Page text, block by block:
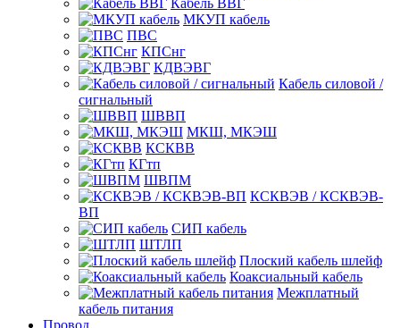
Кабель ВВГ
МКУП кабель
ПВС
КПСнг
КДВЭВГ
Кабель силовой /
сигнальный
ШВВП
МКШ, МКЭШ
КСКВВ
КГтп
ШВПМ
КСКВЭВ / КСКВЭВ-
ВП
СИП кабель
ШТЛП
Плоский кабель шлейф
Коаксиальный кабель
Межплатный
кабель питания
Провод